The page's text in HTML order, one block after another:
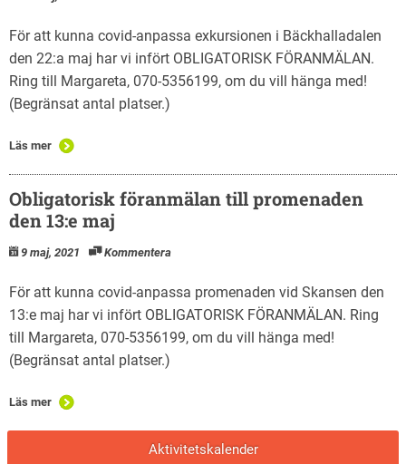
För att kunna covid-anpassa exkursionen i Bäckhalladalen
den 22:a maj har vi infört OBLIGATORISK FÖRANMÄLAN.
Ring till Margareta, 070-5356199, om du vill hänga med!
(Begränsat antal platser.)
Läs mer
Obligatorisk föranmälan till promenaden
den 13:e maj
9 maj, 2021 Kommentera
För att kunna covid-anpassa promenaden vid Skansen den
13:e maj har vi infört OBLIGATORISK FÖRANMÄLAN. Ring
till Margareta, 070-5356199, om du vill hänga med!
(Begränsat antal platser.)
Läs mer
Aktivitetskalender